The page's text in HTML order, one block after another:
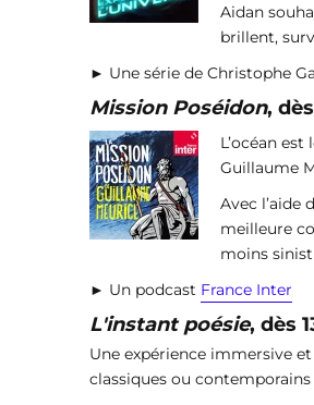
Aidan
brillent,
► Une série de Christophe
Mission Poséidon,
L’océan
Guillaume
Avec l’aide
meilleure
moins
► Un podcast France Inter
L'instant poésie, dès
Une expérience immersive
classiques ou